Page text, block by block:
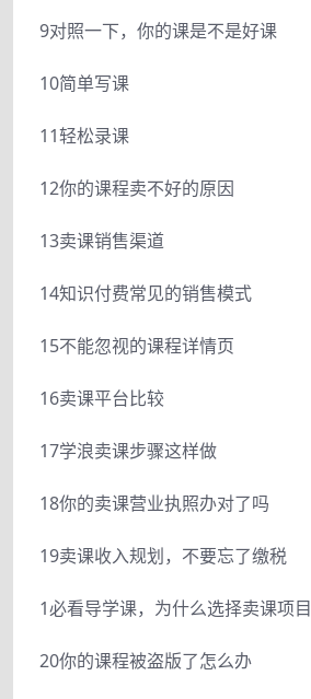
9对照一下，你的课是不是好课
10简单写课
11轻松录课
12你的课程卖不好的原因
13卖课销售渠道
14知识付费常见的销售模式
15不能忽视的课程详情页
16卖课平台比较
17学浪卖课步骤这样做
18你的卖课营业执照办对了吗
19卖课收入规划，不要忘了缴税
1必看导学课，为什么选择卖课项目
20你的课程被盗版了怎么办